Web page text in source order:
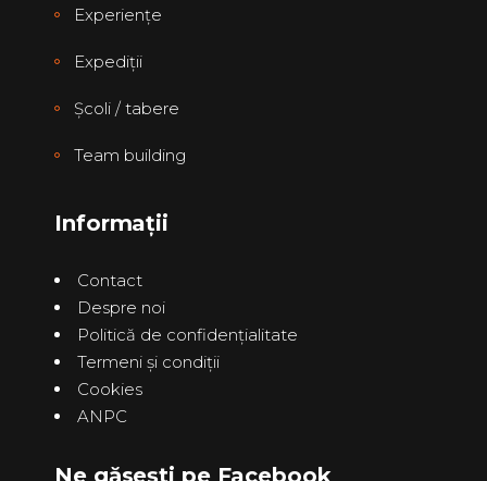
Experienţe
Expediţii
Școli / tabere
Team building
Informații
Contact
Despre noi
Politică de confidenţialitate
Termeni și condiții
Cookies
ANPC
Ne găsești pe Facebook